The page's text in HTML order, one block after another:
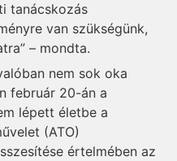
tanácskozás
van szükségünk,
– mondta.
nem sok oka
február 20-án a
lépett életbe a
(ATO)
értelmében az